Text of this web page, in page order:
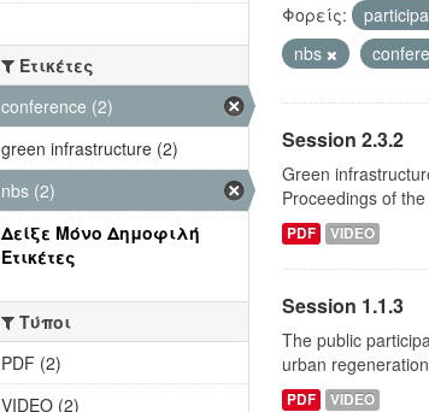
Φορείς:
nbs
Session 2.3.2
Green
Proceedings of
PDF VIDEO
Session 1.1.3
The public
urban
PDF VIDEO
Ετικέτες
conference (2)
green infrastructure (2)
nbs (2)
Δείξε Μόνο Δημοφιλή
Ετικέτες
Τύποι
PDF (2)
VIDEO (2)